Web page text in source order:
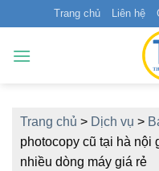
qua
nội
Trang chủ Liên hệ
Trang chủ > Dịch vụ >
photocopy cũ tại hà nội
nhiều dòng máy giá rẻ